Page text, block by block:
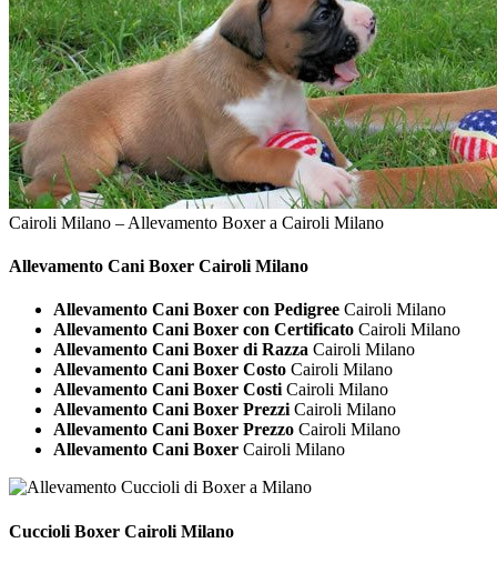
Cairoli Milano – Allevamento Boxer a Cairoli Milano
Allevamento Cani Boxer Cairoli Milano
Allevamento Cani Boxer con Pedigree Cairoli Milano
Allevamento Cani Boxer con Certificato Cairoli Milano
Allevamento Cani Boxer di Razza Cairoli Milano
Allevamento Cani Boxer Costo Cairoli Milano
Allevamento Cani Boxer Costi Cairoli Milano
Allevamento Cani Boxer Prezzi Cairoli Milano
Allevamento Cani Boxer Prezzo Cairoli Milano
Allevamento Cani Boxer Cairoli Milano
Cuccioli Boxer Cairoli Milano